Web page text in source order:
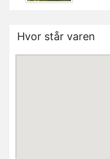
Hvor står varen